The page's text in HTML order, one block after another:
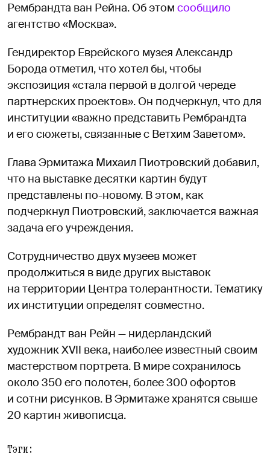
Рембрандта ван Рейна. Об этом сообщило
агентство «Москва».
Гендиректор Еврейского музея Александр
Борода отметил, что хотел бы, чтобы
экспозиция «стала первой в долгой череде
партнерских проектов». Он подчеркнул, что для
институции «важно представить Рембрандта
и его сюжеты, связанные с Ветхим Заветом».
Глава Эрмитажа Михаил Пиотровский добавил,
что на выставке десятки картин будут
представлены по-новому. В этом, как
подчеркнул Пиотровский, заключается важная
задача его учреждения.
Сотрудничество двух музеев может
продолжиться в виде других выставок
на территории Центра толерантности. Тематику
их институции определят совместно.
Рембрандт ван Рейн — нидерландский
художник XVII века, наиболее известный своим
мастерством портрета. В мире сохранилось
около 350 его полотен, более 300 офортов
и сотни рисунков. В Эрмитаже хранятся свыше
20 картин живописца.
Тэги: